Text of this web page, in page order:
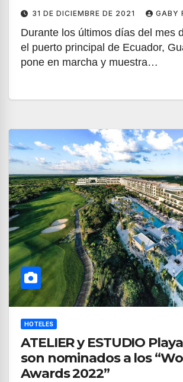
31 DE DICIEMBRE DE 2021 GABY
Durante los últimos días del mes
el puerto principal de Ecuador,
pone en marcha y muestra…
HOTELES
ATELIER y ESTUDIO
son nominados a los
Awards 2022”